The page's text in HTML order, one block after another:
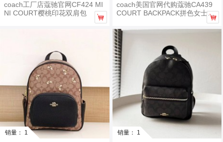
coach工厂店蔻驰官网CF424 MI
NI COURT樱桃印花双肩包

coach美国官网代购蔻驰CA439
COURT BACKPACK拼色女士中

销量： 1 销量： 1